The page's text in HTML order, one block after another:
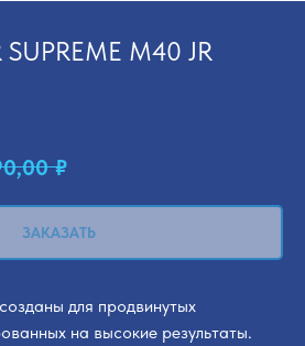
M40 JR
₽
ЗАКАЗАТЬ
для продвинутых
на высокие результаты.